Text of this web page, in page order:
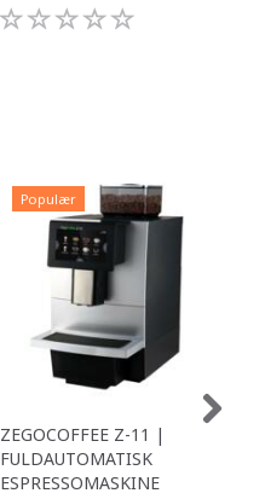
Populær
ZEGOCOFFEE Z-11 |
FULDAUTOMATISK
ESPRESSOMASKINE